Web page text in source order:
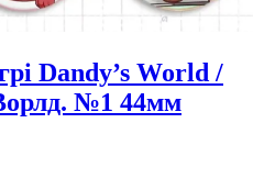
Dandy’s World /
№1 44мм